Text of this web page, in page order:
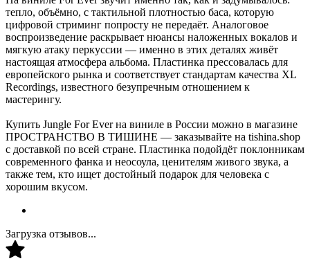
тепло, объёмно, с тактильной плотностью баса, которую
цифровой стриминг попросту не передаёт. Аналоговое
воспроизведение раскрывает нюансы наложенных вокалов и
мягкую атаку перкуссии — именно в этих деталях живёт
настоящая атмосфера альбома. Пластинка прессовалась для
европейского рынка и соответствует стандартам качества XL
Recordings, известного безупречным отношением к
мастерингу.
Купить Jungle For Ever на виниле в России можно в магазине
ПРОСТРАНСТВО В ТИШИНЕ — заказывайте на tishina.shop
с доставкой по всей стране. Пластинка подойдёт поклонникам
современного фанка и неосоула, ценителям живого звука, а
также тем, кто ищет достойный подарок для человека с
хорошим вкусом.
Загрузка отзывов...